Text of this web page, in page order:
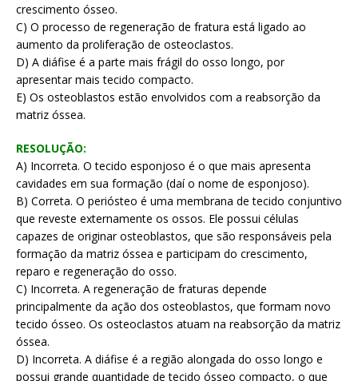
crescimento ósseo.
C) O processo de regeneração de fratura está ligado ao
aumento da proliferação de osteoclastos.
D) A diáfise é a parte mais frágil do osso longo, por
apresentar mais tecido compacto.
E) Os osteoblastos estão envolvidos com a reabsorção da
matriz óssea.
RESOLUÇÃO:
A) Incorreta. O tecido esponjoso é o que mais apresenta
cavidades em sua formação (daí o nome de esponjoso).
B) Correta. O periósteo é uma membrana de tecido conjuntivo
que reveste externamente os ossos. Ele possui células
capazes de originar osteoblastos, que são responsáveis pela
formação da matriz óssea e participam do crescimento,
reparo e regeneração do osso.
C) Incorreta. A regeneração de fraturas depende
principalmente da ação dos osteoblastos, que formam novo
tecido ósseo. Os osteoclastos atuam na reabsorção da matriz
óssea.
D) Incorreta. A diáfise é a região alongada do osso longo e
possui grande quantidade de tecido ósseo compacto, o que